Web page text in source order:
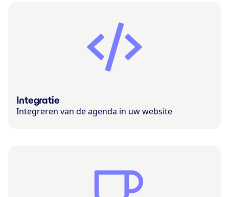
Integratie
Integreren van de agenda in uw website